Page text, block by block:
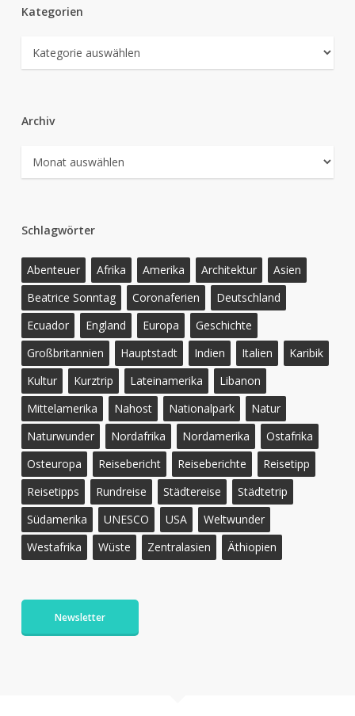
Kategorien
Kategorien
Archiv
Archiv
Schlagwörter
Abenteuer Afrika Amerika Architektur
Asien
Beatrice Sonntag
Coronaferien
Deutschland
Ecuador
England Europa
Geschichte
Großbritannien
Hauptstadt Indien Italien
Karibik
Kultur
Kurztrip Lateinamerika
Libanon
Mittelamerika
Nahost Nationalpark
Natur
Naturwunder
Nordafrika Nordamerika
Ostafrika
Osteuropa
Reisebericht Reiseberichte
Reisetipp
Reisetipps
Rundreise Städtereise
Städtetrip
Südamerika
UNESCO USA
Weltwunder
Westafrika
Wüste Zentralasien Äthiopien
Newsletter